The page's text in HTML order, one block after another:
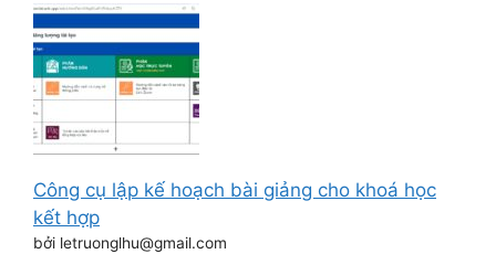
Công cụ lập kế hoạch bài giảng cho khoá học
kết hợp
bởi letruonglhu@gmail.com